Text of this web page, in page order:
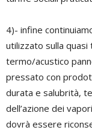
4)- infine
utilizzato sulla
termo/acustico
pressato con
durata e salubrità,
dell’azione dei
dovrà essere